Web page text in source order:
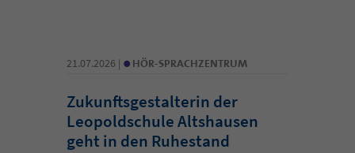
21.07.2026 | • HÖR-SPRACHZENTRUM
Zukunftsgestalterin der
Leopoldschule Altshausen
geht in den Ruhestand